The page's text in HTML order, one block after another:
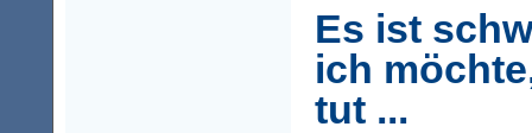
Es ist
ich
tut ...